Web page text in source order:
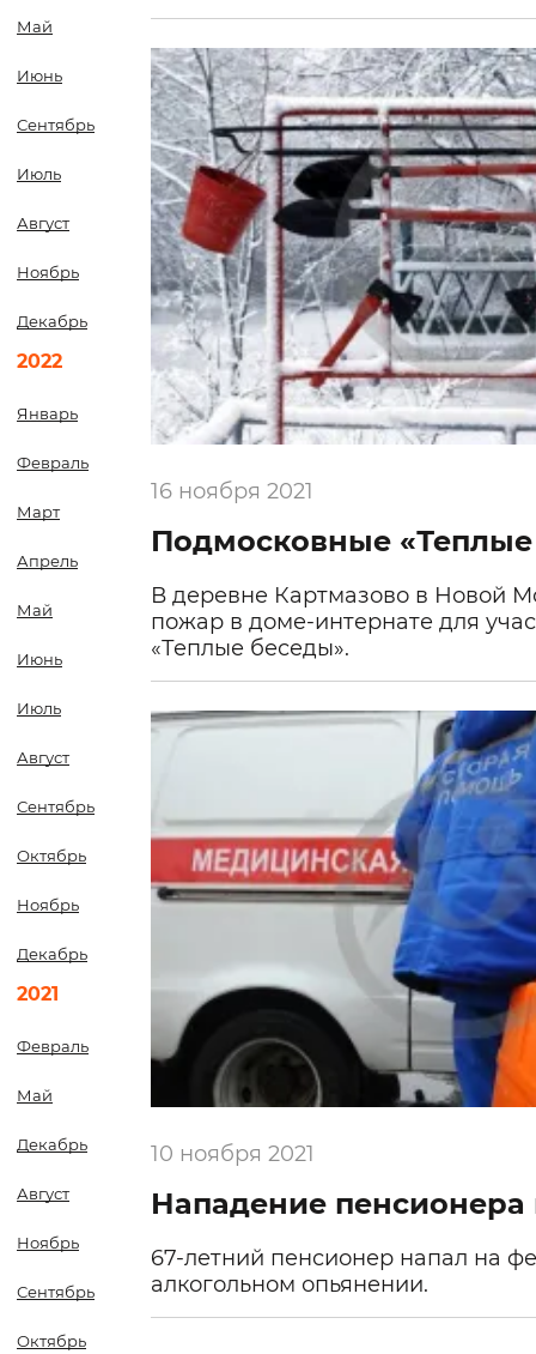
Май
Июнь
Сентябрь
Июль
Август
Ноябрь
Декабрь
2022
Январь
Февраль
Март
Апрель
Май
Июнь
Июль
Август
Сентябрь
Октябрь
Ноябрь
Декабрь
2021
Февраль
Май
Декабрь
Август
Ноябрь
Сентябрь
Октябрь
16 ноября 2021
Подмосковные
В деревне Картмазово в Новой
пожар в доме-интернате для
«Теплые беседы».
10 ноября 2021
Нападение
67-летний пенсионер напал на
алкогольном опьянении.